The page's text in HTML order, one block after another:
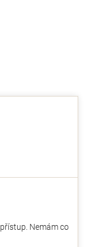
Nemám co